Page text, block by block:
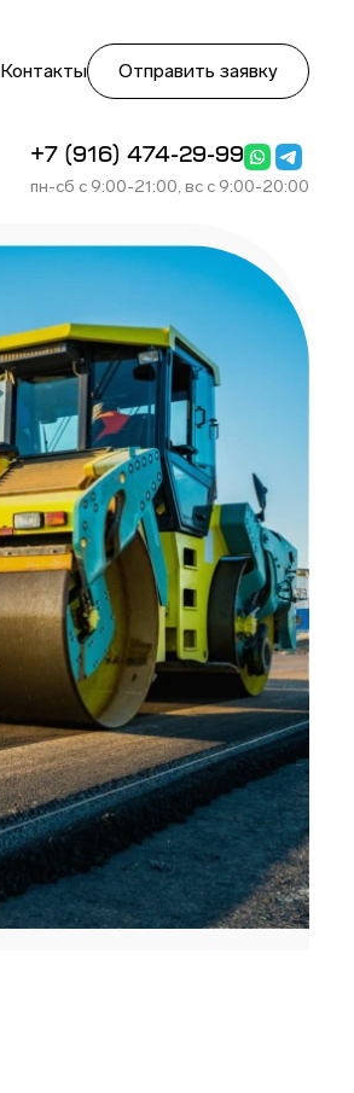
Контакты Отправить заявку
+7 (916) 474-29-99
пн-сб с 9:00-21:00, вс с 9:00-20:00